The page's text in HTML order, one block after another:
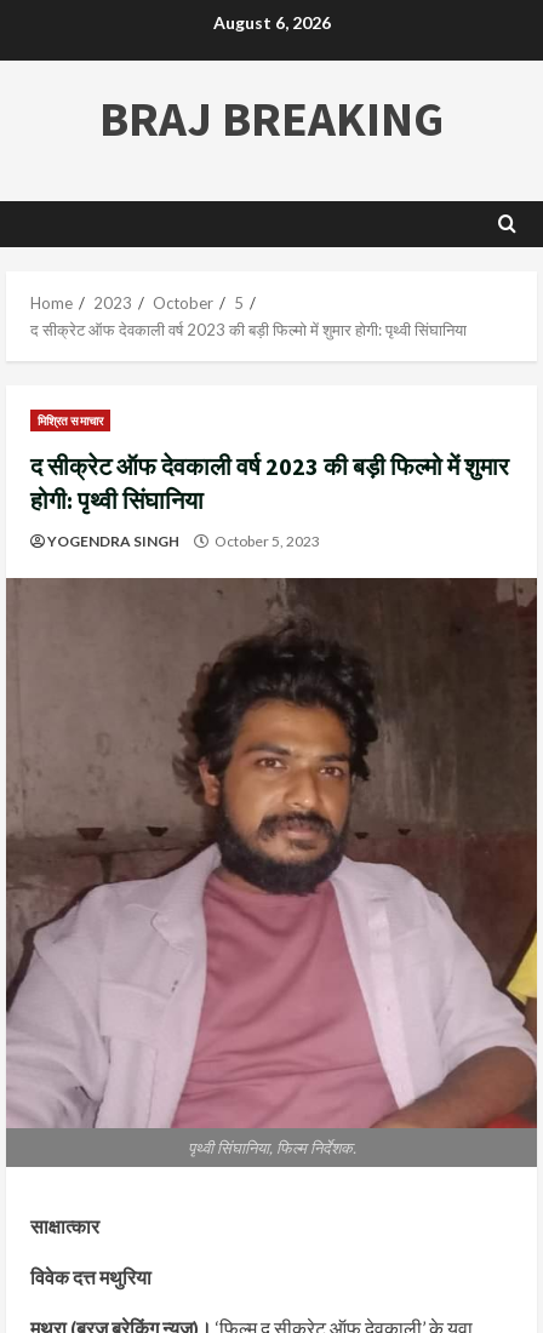
August 6, 2026
BRAJ BREAKING
Home 2023 October
5
द सीक्रेट ऑफ देवकाली वर्ष 2023 की बड़ी फिल्मो में शुमार होगी: पृथ्वी सिंघानिया
मिश्रित समाचार
द सीक्रेट ऑफ देवकाली वर्ष 2023 की बड़ी फिल्मो में शुमार
होगी: पृथ्वी सिंघानिया
YOGENDRA SINGH October 5, 2023
पृथ्वी सिंघानिया, फिल्म निर्देशक.
साक्षात्कार
विवेक दत्त मथुरिया
मथुरा (ब्रज ब्रेकिंग न्यूज)। ‘फ़िल्म द सीक्रेट ऑफ देवकाली’ के युवा